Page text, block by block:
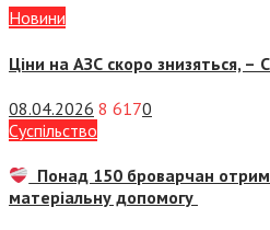
Новини
Ціни на АЗС скоро знизяться, –
08.04.2026 8 6170
Суспiльство
Понад 150 броварчан
матеріальну допомогу